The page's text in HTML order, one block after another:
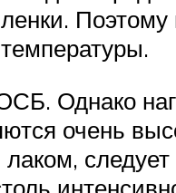
Однако
очень